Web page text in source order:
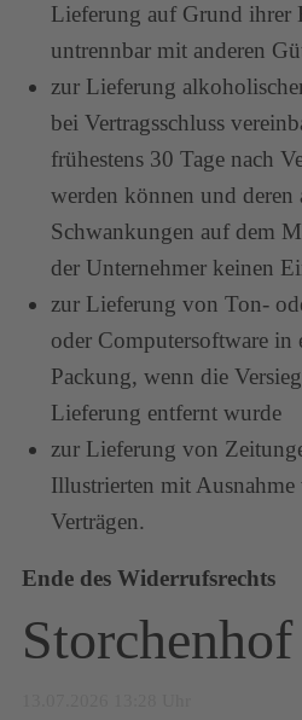
Lieferung auf Grund ihrer
untrennbar mit anderen
zur Lieferung
bei Vertragsschluss
frühestens 30 Tage nach
werden können und deren
Schwankungen auf dem
der Unternehmer keinen
zur Lieferung von Ton-
oder Computersoftware in
Packung, wenn die
Lieferung entfernt wurde
zur Lieferung von
Illustrierten mit
Verträgen.
Ende des Widerrufsrechts